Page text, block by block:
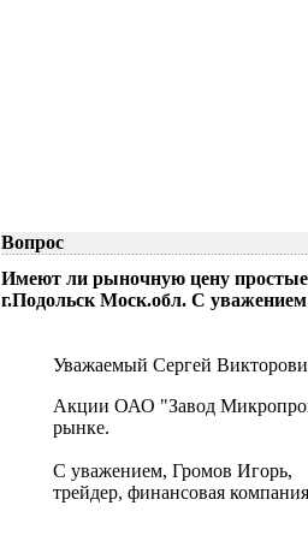
Вопрос
Имеют ли рыночную цену
г.Подольск Моск.обл. С
Уважаемый Сергей
Акции ОАО "Завод
рынке.
С уважением, Громов Игорь,
трейдер, финансовая